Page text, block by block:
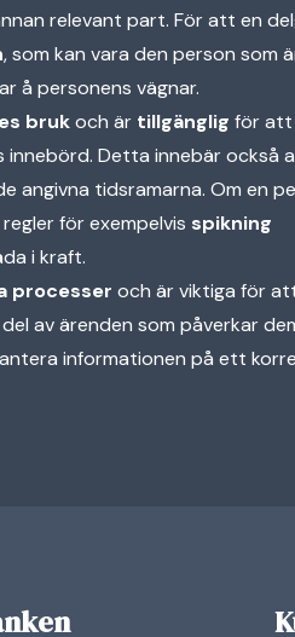
relevant part. För att en
, som kan vara den person som
å personens vägnar.
brukoch är tillgänglig för
Detta innebär också
angivna tidsramarna. Om en
för exempelvis spikning
i kraft.
processer och är viktiga för
av ärenden som påverkar
informationen på ett